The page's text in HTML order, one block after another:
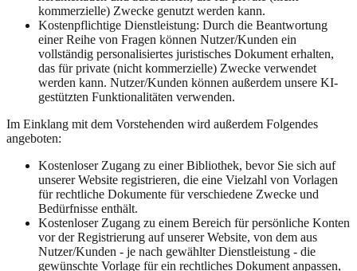
kommerzielle) Zwecke genutzt werden kann.
Kostenpflichtige Dienstleistung: Durch die Beantwortung
einer Reihe von Fragen können Nutzer/Kunden ein
vollständig personalisiertes juristisches Dokument erhalten,
das für private (nicht kommerzielle) Zwecke verwendet
werden kann. Nutzer/Kunden können außerdem unsere KI-
gestützten Funktionalitäten verwenden.
Im Einklang mit dem Vorstehenden wird außerdem Folgendes
angeboten:
Kostenloser Zugang zu einer Bibliothek, bevor Sie sich auf
unserer Website registrieren, die eine Vielzahl von Vorlagen
für rechtliche Dokumente für verschiedene Zwecke und
Bedürfnisse enthält.
Kostenloser Zugang zu einem Bereich für persönliche Konten
vor der Registrierung auf unserer Website, von dem aus
Nutzer/Kunden - je nach gewählter Dienstleistung - die
gewünschte Vorlage für ein rechtliches Dokument anpassen,